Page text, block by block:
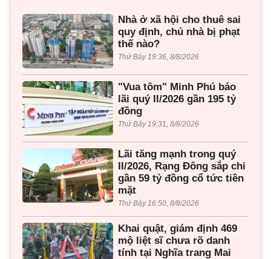
Nhà ở xã hội cho thuê sai
quy định, chủ nhà bị phạt
thế nào?
Thứ Bảy 19:36, 8/8/2026
"Vua tôm" Minh Phú báo
lãi quý II/2026 gần 195 tỷ
đồng
Thứ Bảy 19:31, 8/8/2026
Lãi tăng mạnh trong quý
II/2026, Rạng Đông sắp chi
gần 59 tỷ đồng cổ tức tiền
mặt
Thứ Bảy 16:50, 8/8/2026
Khai quật, giám định 469
mộ liệt sĩ chưa rõ danh
tính tại Nghĩa trang Mai